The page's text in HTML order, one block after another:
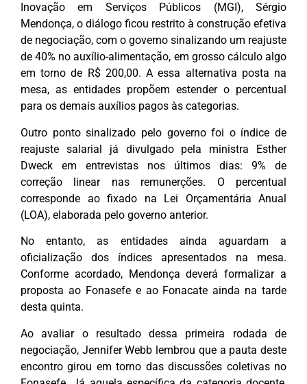
Inovação em Serviços Públicos (MGI), Sérgio
Mendonça, o diálogo ficou restrito à construção efetiva
de negociação, com o governo sinalizando um reajuste
de 40% no auxílio-alimentação, em grosso cálculo algo
em torno de R$ 200,00. A essa alternativa posta na
mesa, as entidades propõem estender o percentual
para os demais auxílios pagos às categorias.
Outro ponto sinalizado pelo governo foi o índice de
reajuste salarial já divulgado pela ministra Esther
Dweck em entrevistas nos últimos dias: 9% de
correção linear nas remunerções. O percentual
corresponde ao fixado na Lei Orçamentária Anual
(LOA), elaborada pelo governo anterior.
No entanto, as entidades ainda aguardam a
oficialização dos índices apresentados na mesa.
Conforme acordado, Mendonça deverá formalizar a
proposta ao Fonasefe e ao Fonacate ainda na tarde
desta quinta.
Ao avaliar o resultado dessa primeira rodada de
negociação, Jennifer Webb lembrou que a pauta deste
encontro girou em torno das discussões coletivas no